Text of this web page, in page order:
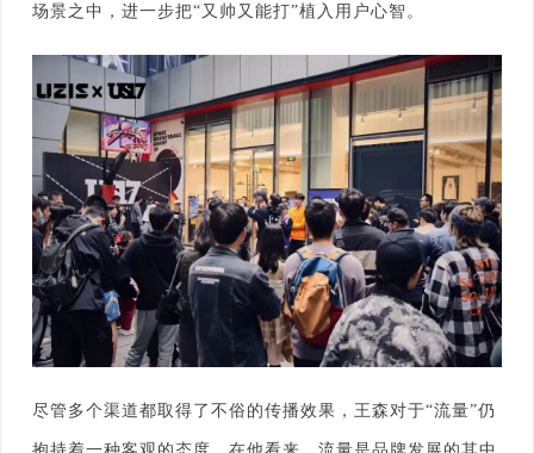
场景之中，进一步把“又帅又能打”植入用户心智。
尽管多个渠道都取得了不俗的传播效果，王森对于“流量”仍